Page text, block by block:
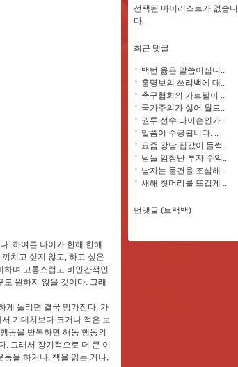
. 하여튼 나이가 한해 한해
치고 싶지 않고, 하고 싶은
며 고통스럽고 비인간적인
도 원하지 않을 것이다. 그래
게 돌리면 결국 망가진다. 가
기대치보다 크거나 적은 보
동을 반복하면 해동 행동의
그래서 장기적으로 더 큰 이
동을 하거나, 책을 읽는 거나,
선택된 마이리스트가 없습니
다.
최근 댓글
백번 옳은 말씀이십니..
홍명보의 쓰리백에 대..
축구협회의 카르텔이 ..
국가주의가 싫어 월드..
권투 선수 타이슨인가..
말씀이 수긍됩니다. ..
요즘 강남 집값이 들썩..
남들 엄청난 투자 수익..
남자는 물건을 조심해..
새해 첫머리를 뜨겁게 ..
먼댓글 (트랙백)